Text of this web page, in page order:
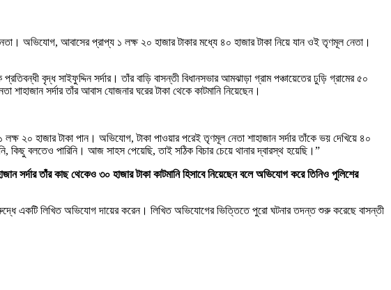
অভিযোগ, আবাসের প্রাপ্য ১ লক্ষ ২০ হাজার টাকার মধ্যে ৪০ হাজার টাকা নিয়ে যান ওই তৃণমূল নেতা।
বৃদ্ধ সাইফুদ্দিন সর্দার। তাঁর বাড়ি বাসন্তী বিধানসভার আমঝাড়া গ্রাম পঞ্চায়েতের ঢুড়ি গ্রামের ৫০
সর্দার তাঁর আবাস যোজনার ঘরের টাকা থেকে কাটমানি নিয়েছেন।
২০ হাজার টাকা পান। অভিযোগ, টাকা পাওয়ার পরেই তৃণমূল নেতা শাহাজান সর্দার তাঁকে ভয় দেখিয়ে ৪০
কিছু বলতেও পারিনি। আজ সাহস পেয়েছি, তাই সঠিক বিচার চেয়ে থানার দ্বারস্থ হয়েছি।”
তাঁর কাছ থেকেও ৩০ হাজার টাকা কাটমানি হিসাবে নিয়েছেন বলে অভিযোগ করে তিনিও পুলিশের
একটি লিখিত অভিযোগ দায়ের করেন। লিখিত অভিযোগের ভিত্তিতে পুরো ঘটনার তদন্ত শুরু করেছে বাসন্তী